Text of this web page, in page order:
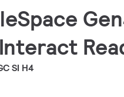
SI H4